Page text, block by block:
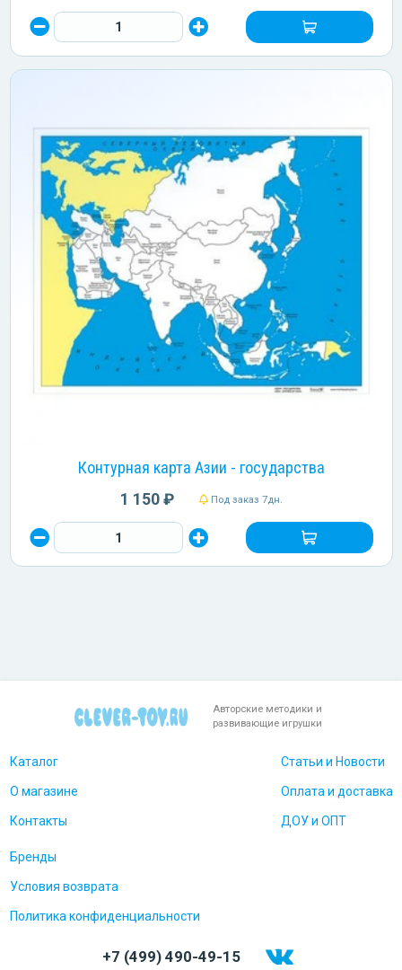
Контурная карта Азии - государства
1 150 ₽ Под заказ 7дн.
Авторские методики и
развивающие игрушки
Каталог
О магазине
Контакты
Статьи и Новости
Оплата и доставка
ДОУ и ОПТ
Бренды
Условия возврата
Политика конфиденциальности
+7 (499) 490-49-15